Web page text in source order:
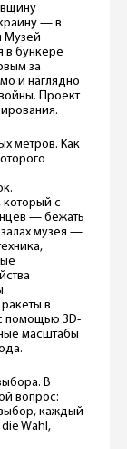
— в
Музей
в бункере
за
и наглядно
Проект
метров. Как
который с
— бежать
залах музея —
в
помощью 3D-
масштабы
В
вопрос:
каждый
Wahl,